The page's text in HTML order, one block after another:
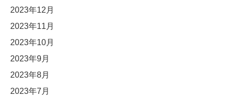
2023年12月
2023年11月
2023年10月
2023年9月
2023年8月
2023年7月